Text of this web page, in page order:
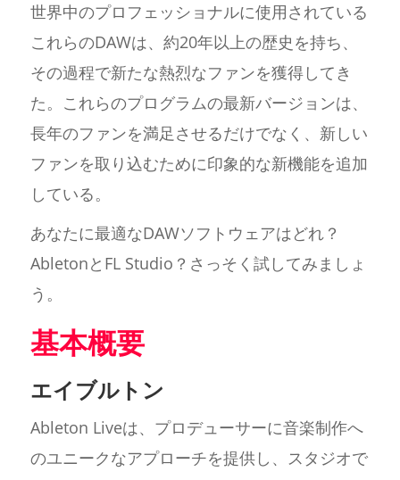
世界中のプロフェッショナルに使用されている
これらのDAWは、約20年以上の歴史を持ち、
その過程で新たな熱烈なファンを獲得してき
た。これらのプログラムの最新バージョンは、
長年のファンを満足させるだけでなく、新しい
ファンを取り込むために印象的な新機能を追加
している。
あなたに最適なDAWソフトウェアはどれ？
AbletonとFL Studio？さっそく試してみましょ
う。
基本概要
エイブルトン
Ableton Liveは、プロデューサーに音楽制作へ
のユニークなアプローチを提供し、スタジオで